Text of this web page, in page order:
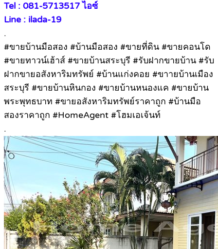
Tel : 081-5713517 ไอซ์
Line : ilada-19
.
#ขายบ้านมือสอง #บ้านมือสอง #ขายที่ดิน #ขายคอนโด
#ขายทาวน์เฮ้าส์ #ขายบ้านสระบุรี #รับฝากขายบ้าน #รับ
ฝากขายอสังหาริมทรัพย์ #บ้านแก่งคอย #ขาายบ้านเมือง
สระบุรี #ขายบ้านหินกอง #ขายบ้านหนองแค #ขายบ้าน
พระพุทธบาท #ขายอสังหาริมทรัพย์ราคาถูก #บ้านมือ
สองราคาถูก #HomeAgent #โฮมเอเจ้นท์
.